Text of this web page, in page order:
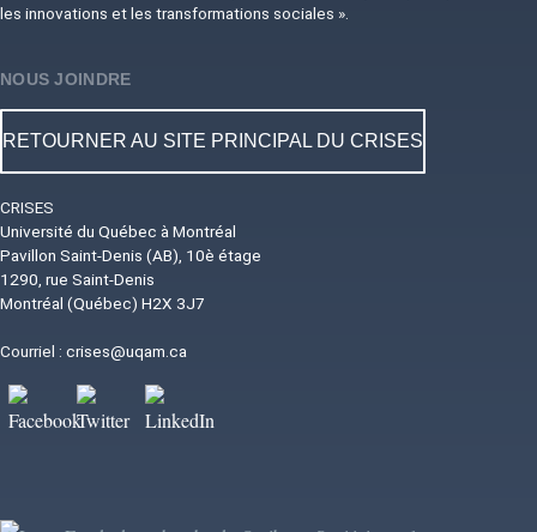
les innovations et les transformations sociales ».
NOUS JOINDRE
RETOURNER AU SITE PRINCIPAL DU CRISES
CRISES
Université du Québec à Montréal
Pavillon Saint-Denis (AB), 10è étage
1290, rue Saint-Denis
Montréal (Québec) H2X 3J7
Courriel : crises@uqam.ca
Image Image Image